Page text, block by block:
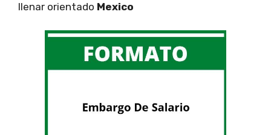
llenar orientado Mexico